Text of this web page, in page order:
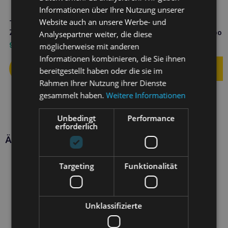
TOTOBI Natürlicher Anti-
Zecken-Spray 300ml
9,50
TOTOBI Natürliches
hypoallergenes Shampoo
8,90
Ähnliche Produkte
Informationen über Ihre Nutzung unserer
Website auch an unsere Werbe- und
Analysepartner weiter, die diese
möglicherweise mit anderen
Informationen kombinieren, die Sie ihnen
bereitgestellt haben oder die sie im
Rahmen Ihrer Nutzung ihrer Dienste
gesammelt haben.Weitere Informationen
Unbedingt
erforderlich
Performance
Targeting Funktionalität
Unklassifizierte